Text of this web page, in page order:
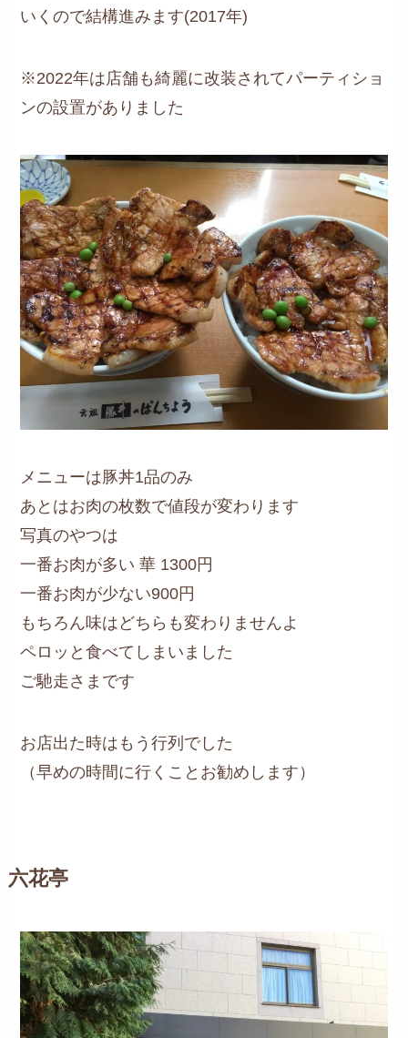
いくので結構進みます(2017年)
※2022年は店舗も綺麗に改装されてパーティショ
ンの設置がありました
メニューは豚丼1品のみ
あとはお肉の枚数で値段が変わります
写真のやつは
一番お肉が多い 華 1300円
一番お肉が少ない900円
もちろん味はどちらも変わりませんよ
ペロッと食べてしまいました
ご馳走さまです
お店出た時はもう行列でした
（早めの時間に行くことお勧めします）
六花亭